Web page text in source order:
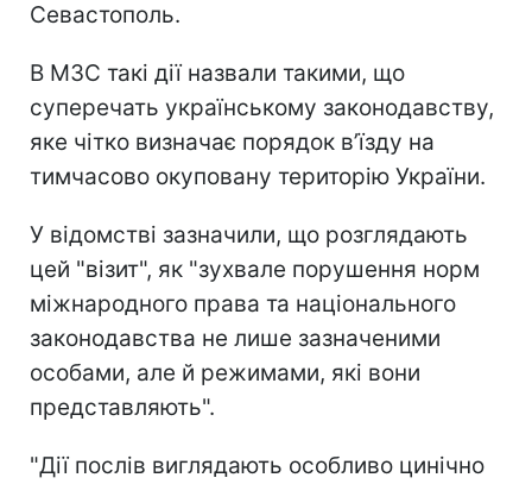
Севастополь.
В МЗС такі дії назвали такими, що
суперечать українському законодавству,
яке чітко визначає порядок в’їзду на
тимчасово окуповану територію України.
У відомстві зазначили, що розглядають
цей "візит", як "зухвале порушення норм
міжнародного права та національного
законодавства не лише зазначеними
особами, але й режимами, які вони
представляють".
"Дії послів виглядають особливо цинічно